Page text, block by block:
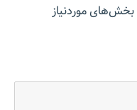
بخش‌های موردنیاز